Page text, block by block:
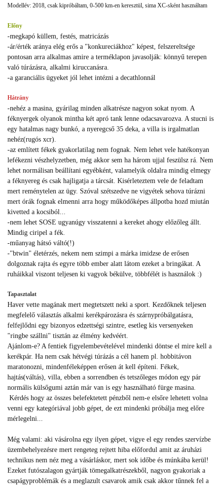
Modellév: 2018, csak kipróbáltam, 0-500 km-en keresztül, sima XC-sként használtam
Előny
-megkapó küllem, festés, matricázás
-ár/érték aránya elég erős a "konkureciákhoz" képest, felszereltsége
pontosan arra alkalmas amire a terméklapon javasolják: könnyű terepen
való túrázásra, alkalmi kiruccanásra.
-a garanciális ügyeket jól lehet intézni a decathlonnál
Hátrány
-nehéz a masina, gyárilag minden alkatrésze nagyon sokat nyom. A
féknyergek olyanok mintha két apró tank lenne odacsavarozva. A stucni is
egy hatalmas nagy bunkó, a nyeregcső 35 deka, a villa is irgalmatlan
nehéz(rugós xcr).
-az említett fékek gyakorlatilag nem fognak. Nem lehet vele hatékonyan
lefékezni vészhelyzetben, még akkor sem ha három ujjal feszülsz rá. Nem
lehet normálisan beállítani egyébként, valamelyik oldalra mindig elmegy
a féknyereg és csak hajligatja a tárcsát. Kisérleteztem vele de feladtam
mert reménytelen az ügy. Szóval szétszedve ne vigyétek sehova túrázni
mert órák fognak elmenni arra hogy működőképes állpotba hozd miután
kivetted a kocsiból...
-nem lehet SOSE ugyanúgy visszatenni a kereket ahogy előzőleg állt.
Mindig ciripel a fék.
-műanyag hátsó váltó(!)
-"btwin" életérzés, nekem nem szimpi a márka imidzse de erősen
dolgoznak rajta és egyre több ember alatt látom ezeket a bringákat. A
ruháikkal viszont teljesen ki vagyok békülve, többfélét is használok :)
Tapasztalat
Haver vette magának mert megtetszett neki a sport. Kezdőknek teljesen
megfelelő választás alkalmi kerékpározásra és szárnypróbálgatásra,
felfejlődni egy bizonyos edzettségi szintre, esetleg kis versenyeken
"ringbe szállni" tisztán az élmény kedvéért.
Ajánlom-e? A fentiek figyelembevételével mindenki döntse el mire kell a
kerékpár. Ha nem csak hétvégi túrázás a cél hanem pl. hobbitávon
maratonozni, mindenféleképpen erősen át kell építeni. Fékek,
hajtás(váltás), villa, ebben a sorrendben és tetszőleges módon egy pár
normális külsőgumi aztán már van is egy használható fürge masina.
Kérdés hogy az összes belefektetett pénzből nem-e elsőre lehetett volna
venni egy kategóriával jobb gépet, de ezt mindenki próbálja meg előre
mérlegelni...
Még valami: aki vásárolna egy ilyen gépet, vigye el egy rendes szervízbe
üzembehelyezésre mert rengeteg rejtett hiba előfordul amit az áruházi
technikus nem néz meg a vásárláskor, mert sok időbe és múnkába kerül!
Ezeket futószalagon gyártják tömegalkatrészekből, nagyon gyakoriak a
csapágyproblémák és a meglazult csavarok amik csak akkor tűnnek fel a